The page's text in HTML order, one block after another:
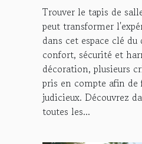
Trouver le tapis de
peut transformer
dans cet espace clé
confort, sécurité et
décoration, plusieurs
pris en compte afin
judicieux. Découvrez
toutes les...